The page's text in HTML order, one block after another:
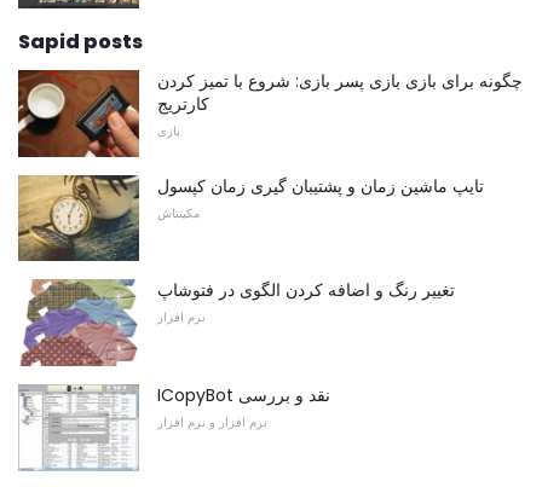
Sapid posts
چگونه برای بازی بازی پسر بازی: شروع با تمیز کردن
کارتریج
بازی
تایپ ماشین زمان و پشتیبان گیری زمان کپسول
مکینتاش
تغییر رنگ و اضافه کردن الگوی در فتوشاپ
نرم افزار
ICopyBot نقد و بررسی
نرم افزار و نرم افزار